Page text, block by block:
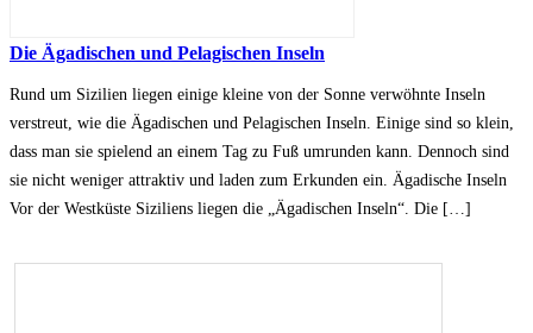
Die Ägadischen und Pelagischen Inseln
Rund um Sizilien liegen einige kleine von der Sonne verwöhnte Inseln
verstreut, wie die Ägadischen und Pelagischen Inseln. Einige sind so klein,
dass man sie spielend an einem Tag zu Fuß umrunden kann. Dennoch sind
sie nicht weniger attraktiv und laden zum Erkunden ein. Ägadische Inseln
Vor der Westküste Siziliens liegen die „Ägadischen Inseln“. Die […]